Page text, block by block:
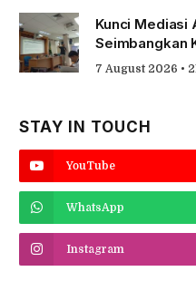
Kunci Mediasi
Seimbangkan
7 August 2026 •
STAY IN TOUCH
YouTube
WhatsApp
Instagram